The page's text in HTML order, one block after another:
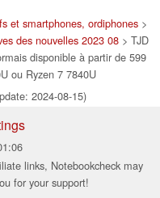
et smartphones, ordiphones >
des nouvelles 2023 08 > TJD
disponible à partir de 599
ou Ryzen 7 7840U
2024-08-15)
links, Notebookcheck may
for your support!